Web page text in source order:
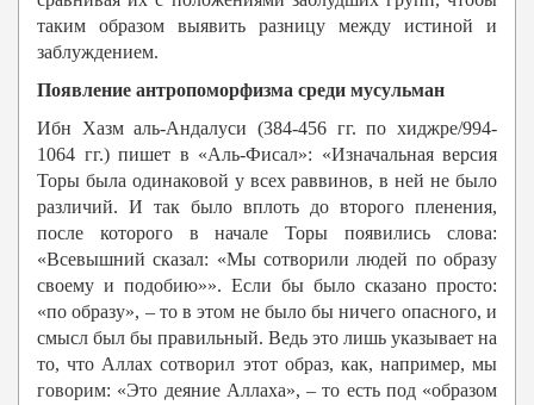
таким образом выявить разницу между истиной и
заблуждением.
Появление антропоморфизма среди мусульман
Ибн Хазм аль-Андалуси (384-456 гг. по хиджре/994-
1064 гг.) пишет в «Аль-Фисал»: «Изначальная версия
Торы была одинаковой у всех раввинов, в ней не было
различий. И так было вплоть до второго пленения,
после которого в начале Торы появились слова:
«Всевышний сказал: «Мы сотворили людей по образу
своему и подобию»». Если бы было сказано просто:
«по образу», – то в этом не было бы ничего опасного, и
смысл был бы правильный. Ведь это лишь указывает на
то, что Аллах сотворил этот образ, как, например, мы
говорим: «Это деяние Аллаха», – то есть под «образом